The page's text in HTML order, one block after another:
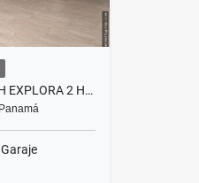
VENTA DE APTO EN PH EXPLORA 2 HAB + AMPLIA TERRAZA - PANAMÁ PACIFICO
Garaje